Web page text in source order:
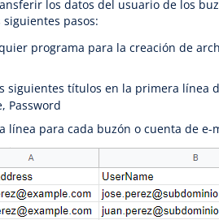
los datos del usuario de los
siguientes pasos:
programa para la creación de
siguientes títulos en la primera línea
Password
línea para cada buzón o cuenta de e-